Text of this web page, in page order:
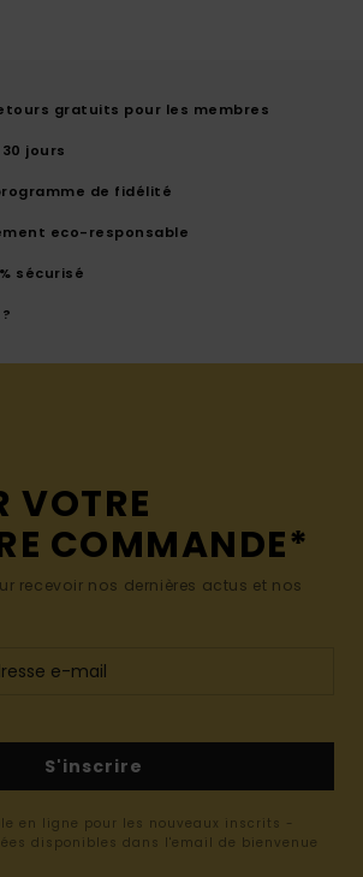
gratuits pour les membres
jours
de fidélité
eco-responsable
sécurisé
VOTRE
COMMANDE*
recevoir nos dernières actus et nos
S'inscrire
en ligne pour les nouveaux inscrits -
disponibles dans l'email de bienvenue